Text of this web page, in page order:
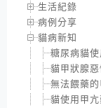
生活紀錄
病例分享
貓病新知
糖尿病貓
貓甲狀腺
無法餵藥
貓使用甲